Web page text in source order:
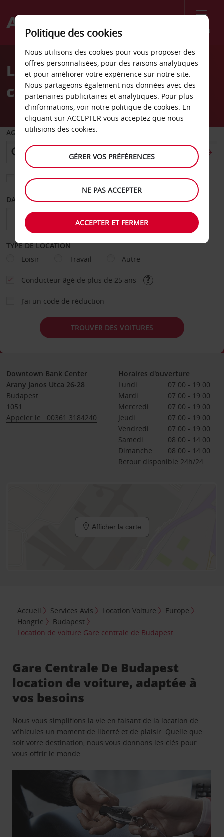
Menu
Welcome
AvisLocation de voiture Gare
centrale de Budapest
AGENCE DE DÉPART
Sélectionnez une autre agence de retour
DATE DE DÉPART DATE DE RETOUR
TYPE DE LOCATION
Loisir
Travail Autre
Conducteur âgé de plus de 25 ans
J’ai un code de réduction
TROUVER DES VOITURES
Downtown Bank Center
Arany Janos Utca 26-28
Budapest
1051
Appeler le : 00361 3184240
Horaires d'ouverture
Lundi
07:00 - 19:00
Mardi
07:00 - 19:00
Mercredi
07:00 - 19:00
Jeudi
07:00 - 19:00
Vendredi
07:00 - 19:00
Samedi
08:00 - 14:00
Dimanche
08:00 - 14:00
Retour disponible 24h/24
Afficher la carte
Accueil Services Avis Location Voiture
Europe
Hongrie
Budapest
Location de voiture Gare centrale de Budapest
Gare Centrale De Budapest
location de voiture, adaptée à
vos besoins
Nous vous simplifions la vie en faisant de la location de
véhicules un moment de liberté et de plaisir. Quelle que
soit votre destination, nous vous donnons les clés pour
vous offrir le monde.
Politique des cookies
Nous utilisons des cookies pour vous proposer des
offres personnalisées, pour des raisons analytiques
et pour améliorer votre expérience sur notre site.
Nous partageons également nos données avec des
partenaires publicitaires et analytiques. Pour plus
d’informations, voir notre politique de cookies. En
cliquant sur ACCEPTER vous acceptez que nous
utilisions des cookies.
GÉRER VOS PRÉFÉRENCES
NE PAS ACCEPTER
ACCEPTER ET FERMER